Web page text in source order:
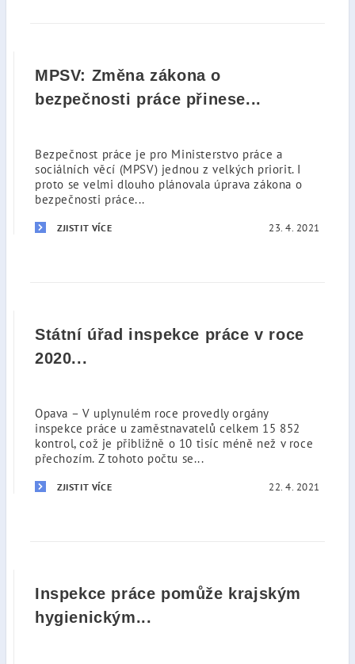
MPSV: Změna zákona o
bezpečnosti práce přinese...
Bezpečnost práce je pro Ministerstvo práce a
sociálních věcí (MPSV) jednou z velkých priorit. I
proto se velmi dlouho plánovala úprava zákona o
bezpečnosti práce...
ZJISTIT VÍCE 23. 4. 2021
Státní úřad inspekce práce v roce
2020...
Opava – V uplynulém roce provedly orgány
inspekce práce u zaměstnavatelů celkem 15 852
kontrol, což je přibližně o 10 tisíc méně než v roce
přechozím. Z tohoto počtu se...
ZJISTIT VÍCE 22. 4. 2021
Inspekce práce pomůže krajským
hygienickým...